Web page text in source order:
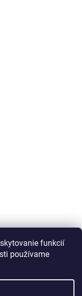
funkcií
používame